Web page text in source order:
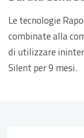
Le tecnologie
combinate alla
di utilizzare
Silent per 9 mesi.